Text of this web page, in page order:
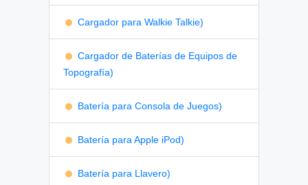
Cargador para Walkie Talkie)
Cargador de Baterías de Equipos de
Topografía)
Batería para Consola de Juegos)
Batería para Apple iPod)
Batería para Llavero)